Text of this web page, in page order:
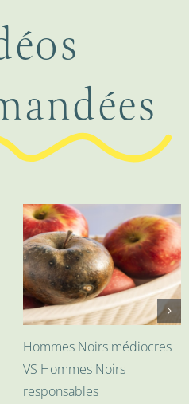
Hommes Noirs médiocres
VS Hommes Noirs
responsables